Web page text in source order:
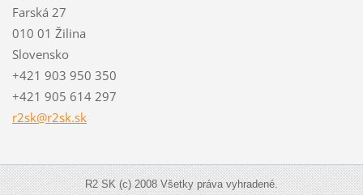
Farská 27
010 01 Žilina
Slovensko
+421 903 950 350
+421 905 614 297
r2sk@r2sk.sk
R2 SK (c) 2008 Všetky práva vyhradené.